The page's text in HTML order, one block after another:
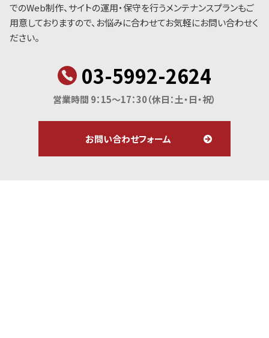
でのWeb制作、サイトの運用・保守を行うメンテナンスプランもご
用意しておりますので、お悩みに合わせてお気軽にお問い合わせく
ださい。
03-5992-2624
営業時間 9：15～17：30（休日：土・日・祝）
お問い合わせフォーム